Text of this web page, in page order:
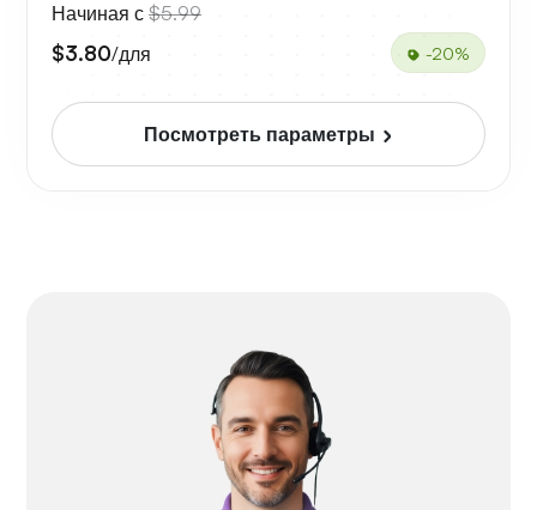
Начиная с $5.99
$3.80/для -20%
Посмотреть параметры